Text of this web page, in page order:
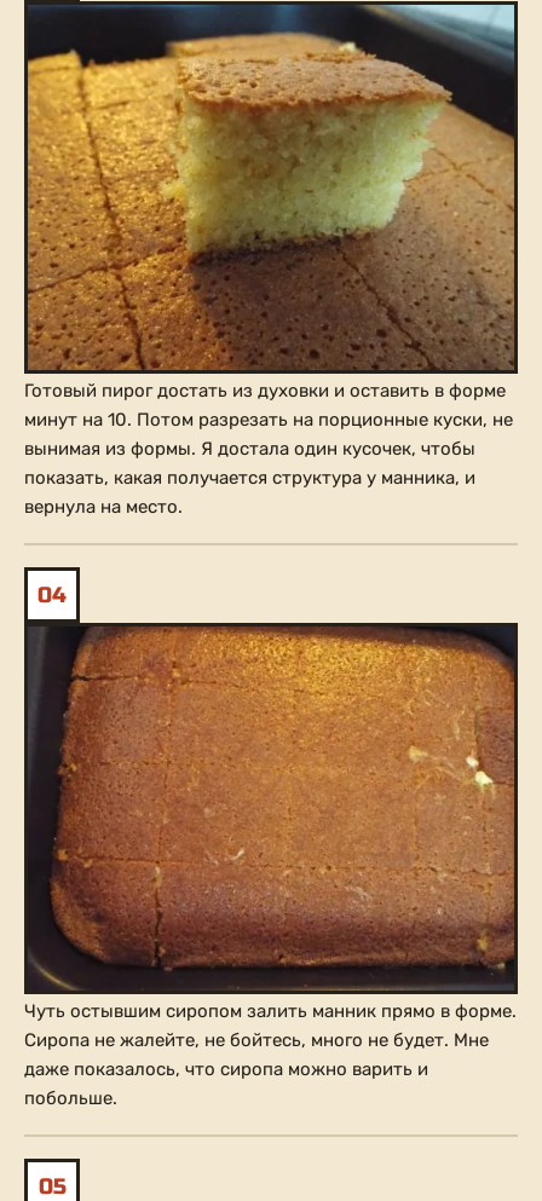
Готовый пирог достать из духовки и оставить в форме
минут на 10. Потом разрезать на порционные куски, не
вынимая из формы. Я достала один кусочек, чтобы
показать, какая получается структура у манника, и
вернула на место.
04
Чуть остывшим сиропом залить манник прямо в форме.
Сиропа не жалейте, не бойтесь, много не будет. Мне
даже показалось, что сиропа можно варить и
побольше.
05